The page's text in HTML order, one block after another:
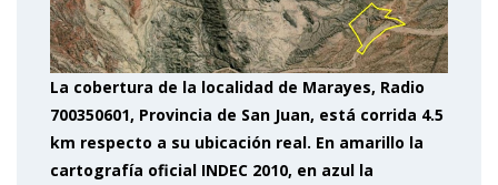
La cobertura de la localidad de Marayes, Radio
700350601, Provincia de San Juan, está corrida 4.5
km respecto a su ubicación real. En amarillo la
cartografía oficial INDEC 2010, en azul la